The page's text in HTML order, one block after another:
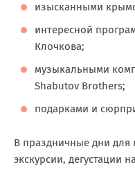
изысканными
интересной
Клочкова;
музыкальными
Shabutov Brothers;
подарками и
В праздничные дни для
экскурсии, дегустации